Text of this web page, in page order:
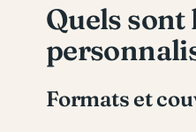
Quels
Formats et